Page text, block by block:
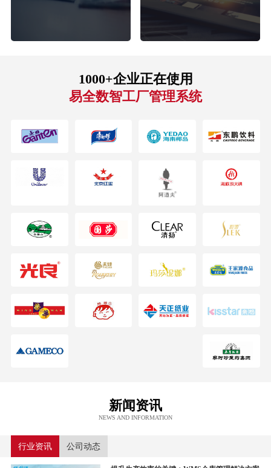
1000+企业正在使用
易全数智工厂管理系统
新闻资讯
NEWS AND INFORMATION
行业资讯 公司动态